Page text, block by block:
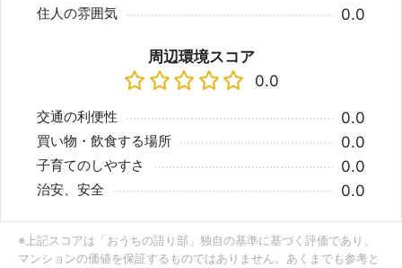
住人の雰囲気 0.0
周辺環境スコア
0.0
交通の利便性 0.0
買い物・飲食する場所 0.0
子育てのしやすさ 0.0
治安、安全 0.0
※上記スコアは「おうちの語り部」独自の基準に基づく評価であり、
マンションの価値を保証するものではありません。あくまでも参考と